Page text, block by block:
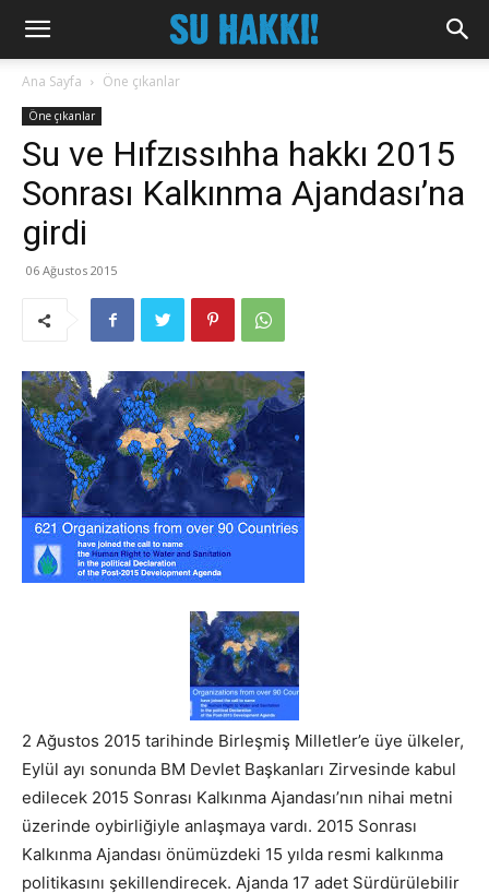
Ana Sayfa Öne çıkanlar
Öne çıkanlar
Su ve Hıfzıssıhha hakkı 2015
Sonrası Kalkınma Ajandası’na
girdi
06 Ağustos 2015
2 Ağustos 2015 tarihinde Birleşmiş Milletler’e üye ülkeler,
Eylül ayı sonunda BM Devlet Başkanları Zirvesinde kabul
edilecek 2015 Sonrası Kalkınma Ajandası’nın nihai metni
üzerinde oybirliğiyle anlaşmaya vardı. 2015 Sonrası
Kalkınma Ajandası önümüzdeki 15 yılda resmi kalkınma
politikasını şekillendirecek. Ajanda 17 adet Sürdürülebilir